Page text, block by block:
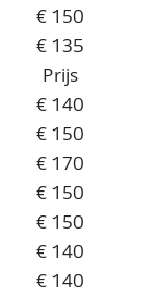
€ 150
€ 135
Prijs
€ 140
€ 150
€ 170
€ 150
€ 150
€ 140
€ 140